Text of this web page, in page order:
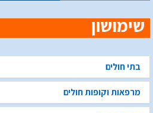
בתי חולים
מרפאות וקופות חולים